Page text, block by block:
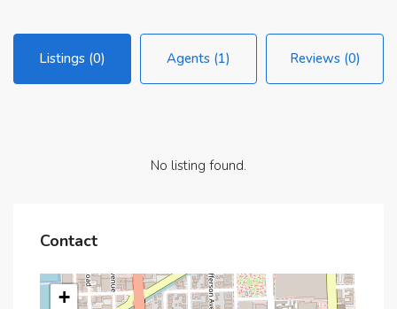
Listings (0) Agents (1) Reviews (0)
No listing found.
Contact
+